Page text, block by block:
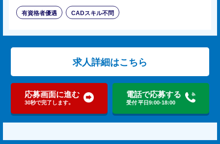
有資格者優遇 CADスキル不問
求人詳細はこちら
応募画面に進む
30秒で完了します。
電話で応募する
受付 平日9:00-18:00